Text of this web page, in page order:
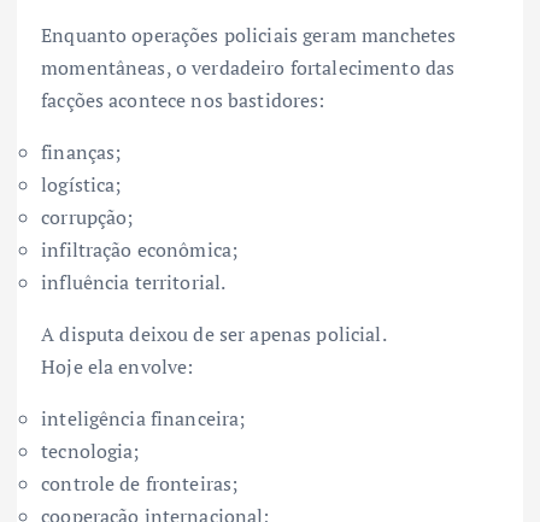
Enquanto operações policiais geram manchetes
momentâneas, o verdadeiro fortalecimento das
facções acontece nos bastidores:
finanças;
logística;
corrupção;
infiltração econômica;
influência territorial.
A disputa deixou de ser apenas policial.
Hoje ela envolve:
inteligência financeira;
tecnologia;
controle de fronteiras;
cooperação internacional;